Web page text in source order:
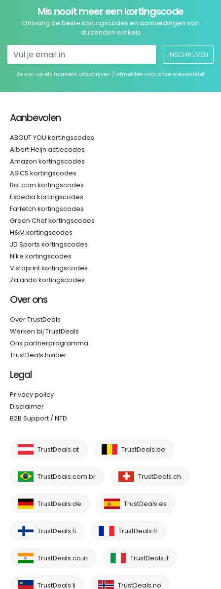
Mis nooit meer een kortingscode
Ontvang de beste kortingscodes en aanbiedingen van
duizenden winkels
INSCHRIJVEN
Je kan op elk moment uitschrijven / afmelden voor onze nieuwsbrief
Aanbevolen
ABOUT YOU kortingscodes
Albert Heijn actiecodes
Amazon kortingscodes
ASICS kortingscodes
Bol.com kortingscodes
Expedia kortingscodes
Farfetch kortingscodes
Green Chef kortingscodes
H&M kortingscodes
JD Sports kortingscodes
Nike kortingscodes
Vistaprint kortingscodes
Zalando kortingscodes
Over ons
Over TrustDeals
Werken bij TrustDeals
Ons partnerprogramma
TrustDeals Insider
Legal
Privacy policy
Disclaimer
B2B Support / NTD
TrustDeals.at TrustDeals.be
TrustDeals.com.br TrustDeals.ch
TrustDeals.de TrustDeals.es
TrustDeals.fi TrustDeals.fr
TrustDeals.co.in TrustDeals.it
TrustDeals.li TrustDeals.no